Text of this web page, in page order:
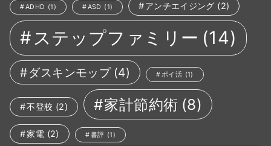
ADHD (1) ASD (1) アンチエイジング (2)
ステップファミリー (14)
ダスキンモップ (4) ポイ活 (1)
不登校 (2) 家計節約術 (8)
家電 (2) 書評 (1)